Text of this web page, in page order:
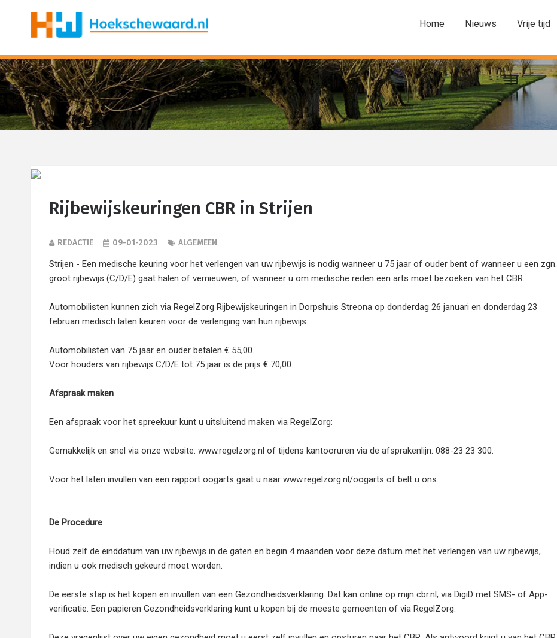
Home Nieuws Vrije tijd
Rijbewijskeuringen CBR in Strijen
REDACTIE 09-01-2023 ALGEMEEN
Strijen - Een medische keuring voor het verlengen van uw rijbewijs is nodig wanneer u 75 jaar of ouder bent of wanneer u een zgn.
groot rijbewijs (C/D/E) gaat halen of vernieuwen, of wanneer u om medische reden een arts moet bezoeken van het CBR.
Automobilisten kunnen zich via RegelZorg Rijbewijskeuringen in Dorpshuis Streona op donderdag 26 januari en donderdag 23
februari medisch laten keuren voor de verlenging van hun rijbewijs.
Automobilisten van 75 jaar en ouder betalen € 55,00.
Voor houders van rijbewijs C/D/E tot 75 jaar is de prijs € 70,00.
Afspraak maken
Een afspraak voor het spreekuur kunt u uitsluitend maken via RegelZorg:
Gemakkelijk en snel via onze website: www.regelzorg.nl of tijdens kantooruren via de afsprakenlijn: 088-23 23 300.
Voor het laten invullen van een rapport oogarts gaat u naar www.regelzorg.nl/oogarts of belt u ons.
De Procedure
Houd zelf de einddatum van uw rijbewijs in de gaten en begin 4 maanden voor deze datum met het verlengen van uw rijbewijs,
indien u ook medisch gekeurd moet worden.
De eerste stap is het kopen en invullen van een Gezondheidsverklaring. Dat kan online op mijn cbr.nl, via DigiD met SMS- of App-
verificatie. Een papieren Gezondheidsverklaring kunt u kopen bij de meeste gemeenten of via RegelZorg.